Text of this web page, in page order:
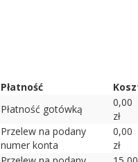
Płatność
Płatność gotówką
0,00
zł
Przelew na podany
numer konta
0,00
zł